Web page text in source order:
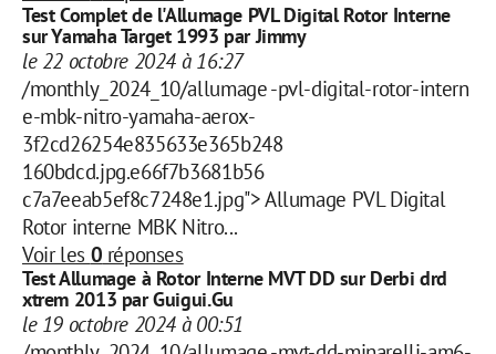
Test Complet de l'Allumage PVL Digital Rotor Interne
sur Yamaha Target 1993 par Jimmy
le 22 octobre 2024 à 16:27
/monthly_2024_10/allumage -pvl-digital-rotor-intern
e-mbk-nitro-yamaha-aerox-
3f2cd26254e835633e365b248
160bdcd.jpg.e66f7b3681b56
c7a7eeab5ef8c7248e1.jpg"> Allumage PVL Digital
Rotor interne MBK Nitro...
Voir les 0 réponses
Test Allumage à Rotor Interne MVT DD sur Derbi drd
xtrem 2013 par Guigui.Gu
le 19 octobre 2024 à 00:51